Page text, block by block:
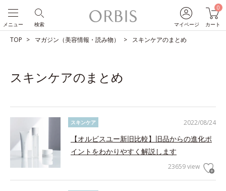
マイページ
0
カート
検索
メニュー
TOP マガジン（美容情報・読み物） スキンケアのまとめ
スキンケアのまとめ
2022/08/24
スキンケア
【オルビスユー新旧比較】旧品からの進化ポ
イントをわかりやすく解説します
23659 view